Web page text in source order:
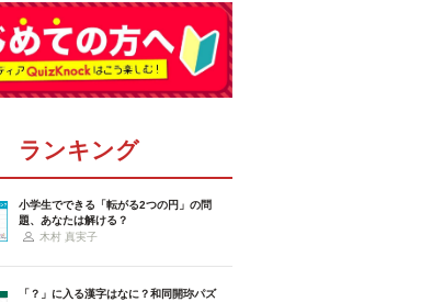
ランキング
小学生でできる「転がる2つの円」の問
題、あなたは解ける？
木村 真実子
「？」に入る漢字はなに？和同開珎パズ